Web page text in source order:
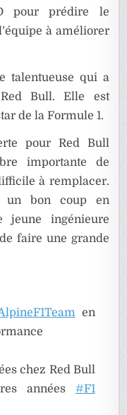
pour prédire le
à améliorer
talentueuse qui a
Bull. Elle est
de la Formule 1.
pour Red Bull
importante de
à remplacer.
un bon coup en
jeune ingénieure
faire une grande
en
chez Red Bull
années #F1